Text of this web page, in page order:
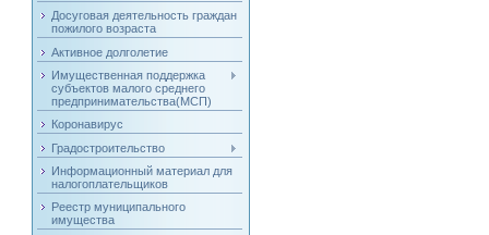
Досуговая деятельность граждан
пожилого возраста
Активное долголетие
Имущественная поддержка
субъектов малого среднего
предпринимательства(МСП)
Коронавирус
Градостроительство
Информационный материал для
налогоплательщиков
Реестр муниципального
имущества